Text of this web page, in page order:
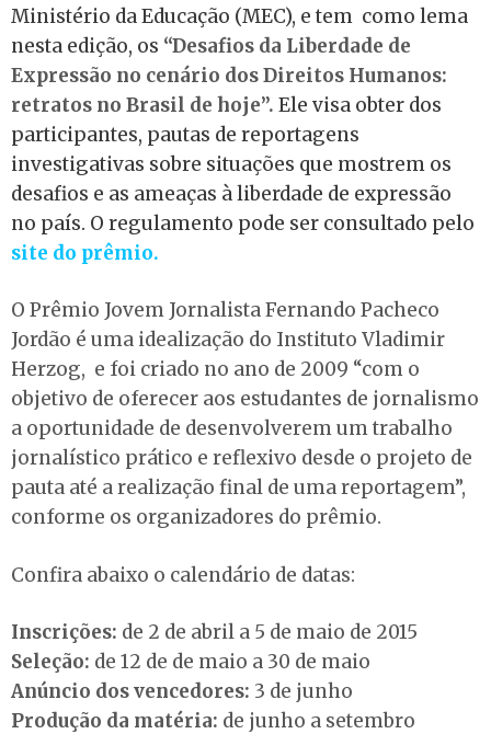
Ministério da Educação (MEC), e tem como lema
nesta edição, os “Desafios da Liberdade de
Expressão no cenário dos Direitos Humanos:
retratos no Brasil de hoje”. Ele visa obter dos
participantes, pautas de reportagens
investigativas sobre situações que mostrem os
desafios e as ameaças à liberdade de expressão
no país. O regulamento pode ser consultado pelo
site do prêmio.
O Prêmio Jovem Jornalista Fernando Pacheco
Jordão é uma idealização do Instituto Vladimir
Herzog, e foi criado no ano de 2009 “com o
objetivo de oferecer aos estudantes de jornalismo
a oportunidade de desenvolverem um trabalho
jornalístico prático e reflexivo desde o projeto de
pauta até a realização final de uma reportagem”,
conforme os organizadores do prêmio.
Confira abaixo o calendário de datas:
Inscrições: de 2 de abril a 5 de maio de 2015
Seleção: de 12 de de maio a 30 de maio
Anúncio dos vencedores: 3 de junho
Produção da matéria: de junho a setembro